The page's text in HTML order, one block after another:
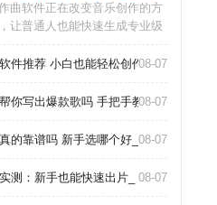
曲软件正在改变音乐创作的方
让普通人也能快速生成专业级
资深制作人，这类工具都能帮
多数AI作曲软件操作非常简
件推荐 小白也能轻松创作_08-07
你写出爆款歌吗 手把手教你玩转AI作歌_
08-07
的靠谱吗 新手选哪个好_ 08-07
测：新手也能快速出片_ 08-07